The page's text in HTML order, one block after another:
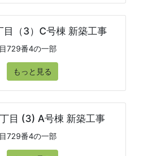
目（3）C号棟 新築工事
729番4の一部
もっと見る
目 (3) A号棟 新築工事
729番4の一部